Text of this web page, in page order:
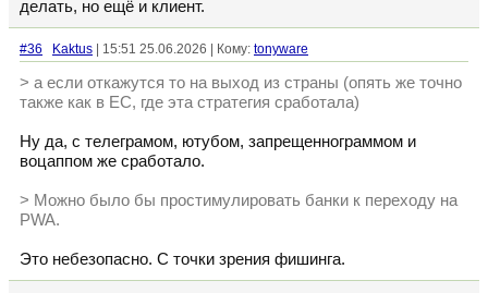
делать, но ещё и клиент.
#36 Kaktus | 15:51 25.06.2026 | Кому: tonyware
> а если откажутся то на выход из страны (опять же точно
также как в ЕС, где эта стратегия сработала)
Ну да, с телеграмом, ютубом, запрещеннограммом и
воцаппом же сработало.
> Можно было бы простимулировать банки к переходу на
PWA.
Это небезопасно. С точки зрения фишинга.